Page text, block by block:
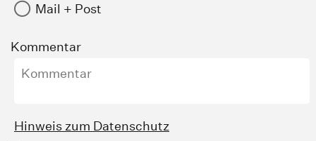
Mail + Post
Kommentar
Hinweis zum Datenschutz